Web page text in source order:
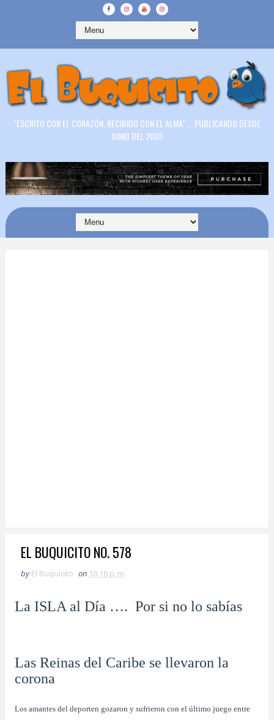
"ESCRITO CON EL CORAZÓN, RECIBIDO CON EL ALMA" ... PUBLICANDO DESDE
JUNIO DEL 2003
EL BUQUICITO NO. 578
by El Buquìcito on 10:16 p. m.
La ISLA al Día …. Por si no lo sabías
Las Reinas del Caribe se llevaron la
corona
Los amantes del deporten gozaron y sufrieron con el último juego entre